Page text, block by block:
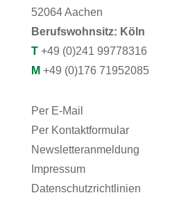
52064 Aachen
Berufswohnsitz: Köln
T+49 (0)241 99778316
M +49 (0)176 71952085
Per E-Mail
Per Kontaktformular
Newsletteranmeldung
Impressum
Datenschutzrichtlinien